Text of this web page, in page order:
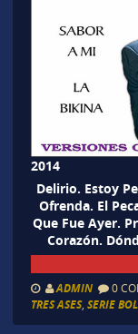
2014
Delirio. Estoy
Ofrenda. El
Que Fue Ayer.
Corazón.
ADMIN 0
TRES ASES, SERIE